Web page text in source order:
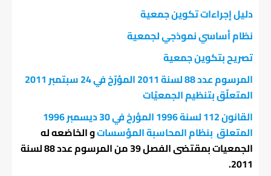
دليل إجراءات تكوين جمعية
نظام أساسي نموذجي لجمعية
تصريح بتكوين جمعية
المرسوم عدد 88 لسنة 2011 المؤرّخ في 24 سبتمبر 2011
المتعلّق بتنظيم الجمعيّات
ا
لقانون 112 لسنة 1996 المؤرخ في 30 ديسمبر 1996
المتعلق بنظام المحاسبة المؤسساتو الخاضعه له
الجمعيات بمقتضى الفصل 39 من المرسوم عدد 88 لسنة
2011.